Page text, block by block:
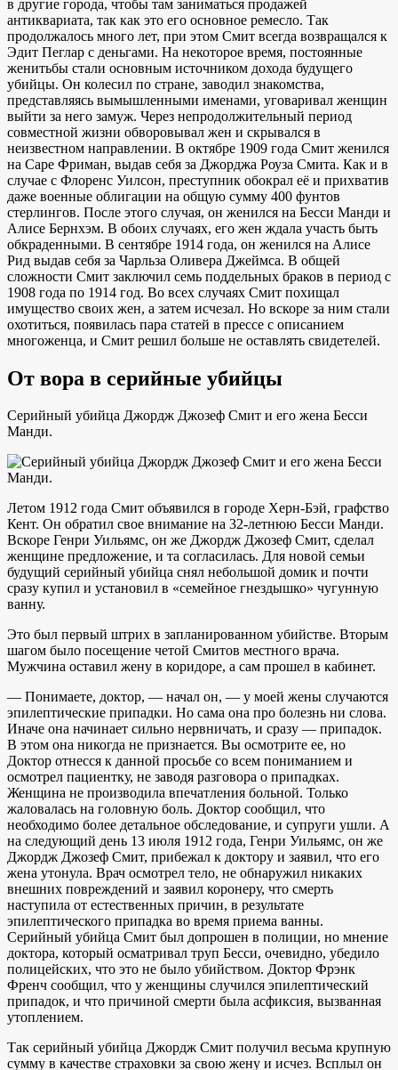
в другие города, чтобы там заниматься продажей
антиквариата, так как это его основное ремесло. Так
продолжалось много лет, при этом Смит всегда возвращался к
Эдит Пеглар с деньгами. На некоторое время, постоянные
женитьбы стали основным источником дохода будущего
убийцы. Он колесил по стране, заводил знакомства,
представляясь вымышленными именами, уговаривал женщин
выйти за него замуж. Через непродолжительный период
совместной жизни обворовывал жен и скрывался в
неизвестном направлении. В октябре 1909 года Смит женился
на Саре Фриман, выдав себя за Джорджа Роуза Смита. Как и в
случае с Флоренс Уилсон, преступник обокрал её и прихватив
даже военные облигации на общую сумму 400 фунтов
стерлингов. После этого случая, он женился на Бесси Манди и
Алисе Бернхэм. В обоих случаях, его жен ждала участь быть
обкраденными. В сентябре 1914 года, он женился на Алисе
Рид выдав себя за Чарльза Оливера Джеймса. В общей
сложности Смит заключил семь поддельных браков в период с
1908 года по 1914 год. Во всех случаях Смит похищал
имущество своих жен, а затем исчезал. Но вскоре за ним стали
охотиться, появилась пара статей в прессе с описанием
многоженца, и Смит решил больше не оставлять свидетелей.
От вора в серийные убийцы
Серийный убийца Джордж Джозеф Смит и его жена Бесси
Манди.
Летом 1912 года Смит объявился в городе Херн-Бэй, графство
Кент. Он обратил свое внимание на 32-летнюю Бесси Манди.
Вскоре Генри Уильямс, он же Джордж Джозеф Смит, сделал
женщине предложение, и та согласилась. Для новой семьи
будущий серийный убийца снял небольшой домик и почти
сразу купил и установил в «семейное гнездышко» чугунную
ванну.
Это был первый штрих в запланированном убийстве. Вторым
шагом было посещение четой Смитов местного врача.
Мужчина оставил жену в коридоре, а сам прошел в кабинет.
— Понимаете, доктор, — начал он, — у моей жены случаются
эпилептические припадки. Но сама она про болезнь ни слова.
Иначе она начинает сильно нервничать, и сразу — припадок.
В этом она никогда не признается. Вы осмотрите ее, но
Доктор отнесся к данной просьбе со всем пониманием и
осмотрел пациентку, не заводя разговора о припадках.
Женщина не производила впечатления больной. Только
жаловалась на головную боль. Доктор сообщил, что
необходимо более детальное обследование, и супруги ушли. А
на следующий день 13 июля 1912 года, Генри Уильямс, он же
Джордж Джозеф Смит, прибежал к доктору и заявил, что его
жена утонула. Врач осмотрел тело, не обнаружил никаких
внешних повреждений и заявил коронеру, что смерть
наступила от естественных причин, в результате
эпилептического припадка во время приема ванны.
Серийный убийца Смит был допрошен в полиции, но мнение
доктора, который осматривал труп Бесси, очевидно, убедило
полицейских, что это не было убийством. Доктор Фрэнк
Френч сообщил, что у женщины случился эпилептический
припадок, и что причиной смерти была асфиксия, вызванная
утоплением.
Так серийный убийца Джордж Смит получил весьма крупную
сумму в качестве страховки за свою жену и исчез. Всплыл он